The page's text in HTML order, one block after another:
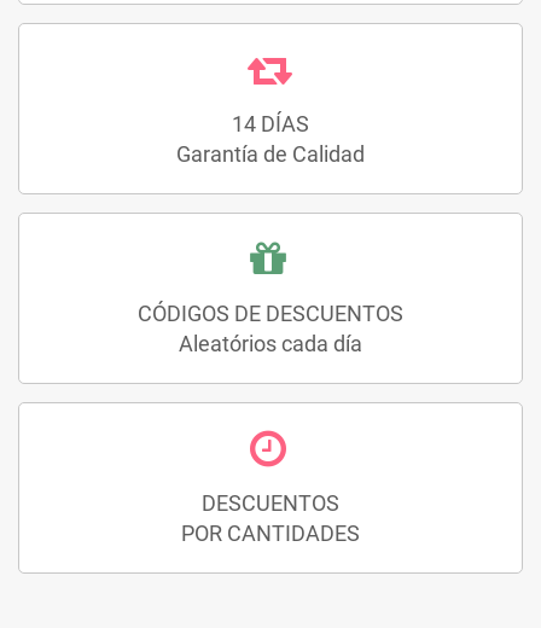
14 DÍAS
Garantía de Calidad
CÓDIGOS DE DESCUENTOS
Aleatórios cada día
DESCUENTOS
POR CANTIDADES